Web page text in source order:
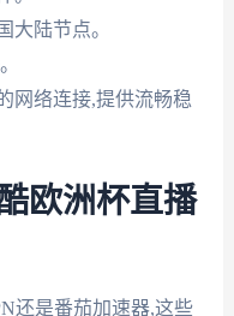
大陆节点。
网络连接,提供流畅稳
欧洲杯直播
还是番茄加速器,这些